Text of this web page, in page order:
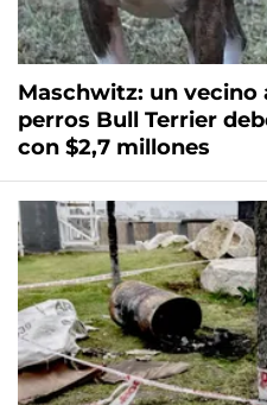
Maschwitz: un vecino
perros Bull Terrier
con $2,7 millones